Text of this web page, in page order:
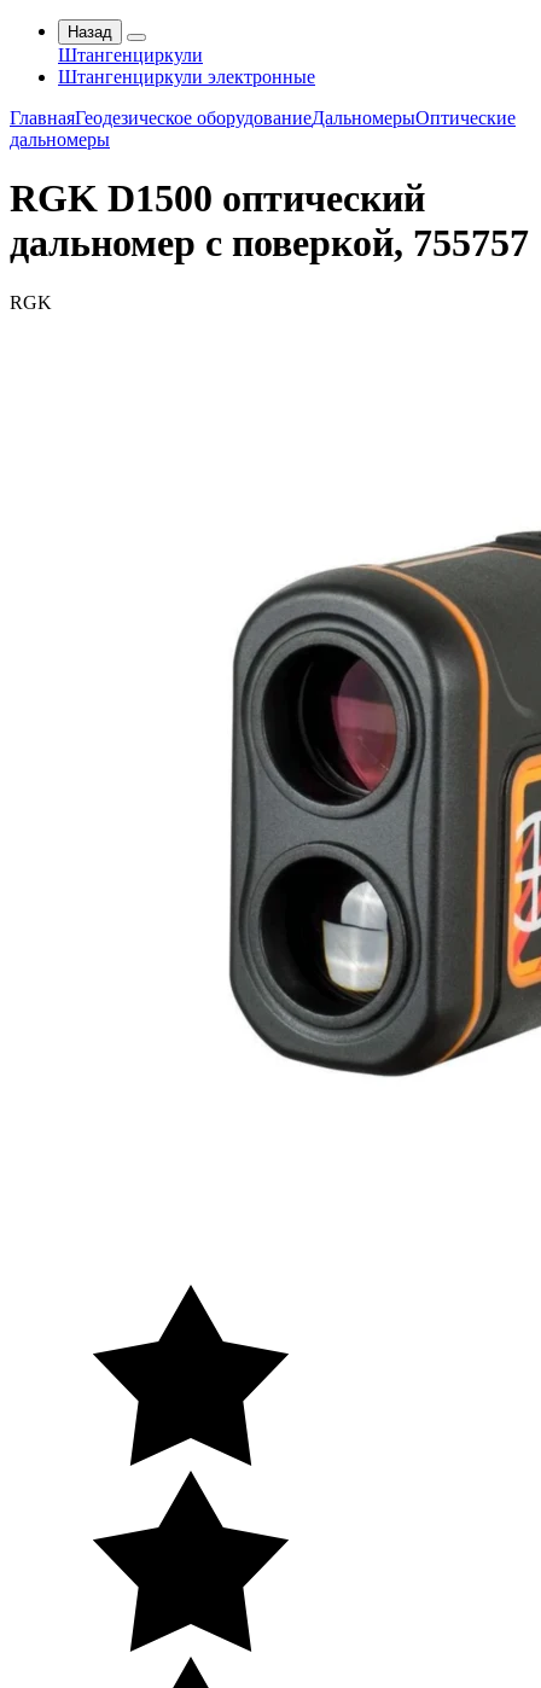
Назад
Штангенциркули
Штангенциркули электронные
ГлавнаяГеодезическое оборудованиеДальномерыОптические
дальномеры
RGK D1500 оптический
дальномер с поверкой, 755757
RGK